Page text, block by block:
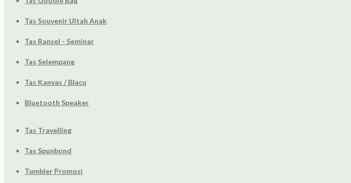
Tas Souvenir Ultah Anak
Tas Ransel - Seminar
Tas Selempang
Tas Kanvas / Blacu
Bluetooth Speaker
Tas Travelling
Tas Spunbond
Tumbler Promosi